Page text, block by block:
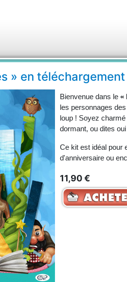
» en téléchargement
Bienvenue dans le «
les personnages
loup ! Soyez
dormant, ou dites
Ce kit est idéal pour
d'anniversaire ou
11,90 €